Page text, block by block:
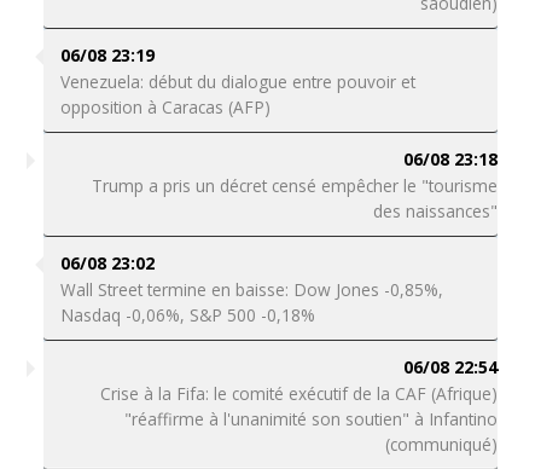
06/08 23:19
Venezuela: début du dialogue entre pouvoir et
opposition à Caracas (AFP)
06/08 23:18
Trump a pris un décret censé empêcher le "tourisme
des naissances"
06/08 23:02
Wall Street termine en baisse: Dow Jones -0,85%,
Nasdaq -0,06%, S&P 500 -0,18%
06/08 22:54
Crise à la Fifa: le comité exécutif de la CAF (Afrique)
"réaffirme à l'unanimité son soutien" à Infantino
(communiqué)